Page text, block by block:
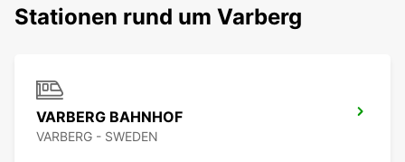
Stationen rund um Varberg
VARBERG BAHNHOF
VARBERG - SWEDEN